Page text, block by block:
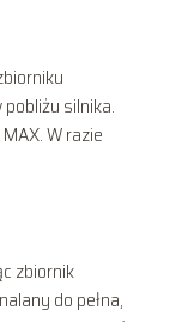
silnika.
W razie
zbiornik
do pełna,